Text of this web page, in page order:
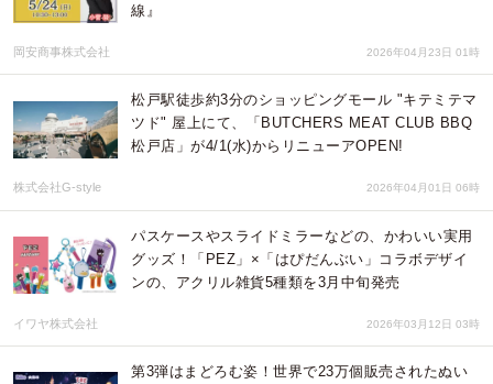
線』
岡安商事株式会社 2026年04月23日 01時
松戸駅徒歩約3分のショッピングモール "キテミテマ
ツド" 屋上にて、「BUTCHERS MEAT CLUB BBQ
松戸店」が4/1(水)からリニューアOPEN!
株式会社G-style 2026年04月01日 06時
パスケースやスライドミラーなどの、かわいい実用
グッズ！「PEZ」×「はぴだんぶい」コラボデザイ
ンの、アクリル雑貨5種類を3月中旬発売
イワヤ株式会社 2026年03月12日 03時
第3弾はまどろむ姿！世界で23万個販売されたぬい